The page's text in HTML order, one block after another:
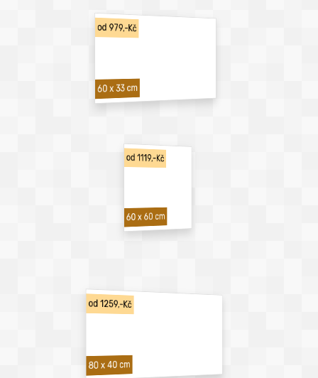
od 979,-Kč
60 x 33 cm
od 1119,-Kč
60 x 60 cm
od 1259,-Kč
80 x 40 cm